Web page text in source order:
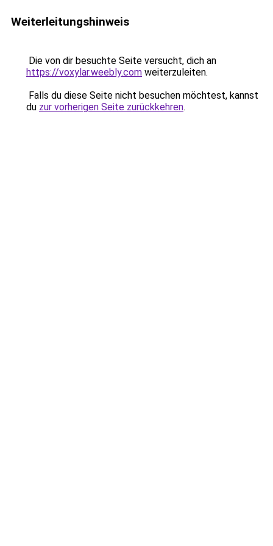
Weiterleitungshinweis
Die von dir besuchte Seite versucht, dich an
https://voxylar.weebly.com weiterzuleiten.
Falls du diese Seite nicht besuchen möchtest, kannst
du zur vorherigen Seite zurückkehren.